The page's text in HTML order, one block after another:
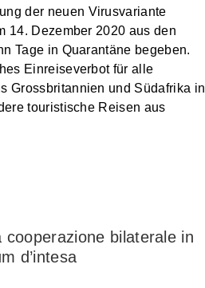
der neuen Virusvariante
14. Dezember 2020 aus den
Tage in Quarantäne begeben.
Einreiseverbot für alle
Grossbritannien und Südafrika in
touristische Reisen aus
bilaterale in
d’intesa